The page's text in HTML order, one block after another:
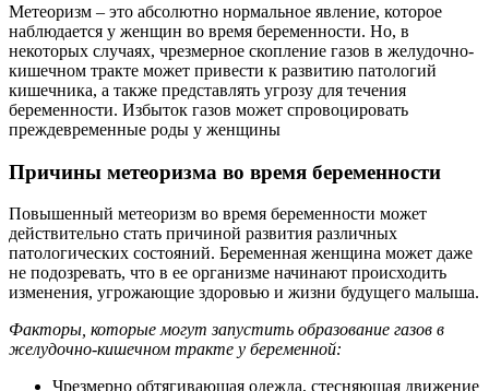
Метеоризм – это абсолютно нормальное явление, которое
наблюдается у женщин во время беременности. Но, в
некоторых случаях, чрезмерное скопление газов в желудочно-
кишечном тракте может привести к развитию патологий
кишечника, а также представлять угрозу для течения
беременности. Избыток газов может спровоцировать
преждевременные роды у женщины
Причины метеоризма во время беременности
Повышенный метеоризм во время беременности может
действительно стать причиной развития различных
патологических состояний. Беременная женщина может даже
не подозревать, что в ее организме начинают происходить
изменения, угрожающие здоровью и жизни будущего малыша.
Факторы, которые могут запустить образование газов в
желудочно-кишечном тракте у беременной:
Чрезмерно обтягивающая одежда, стесняющая движение